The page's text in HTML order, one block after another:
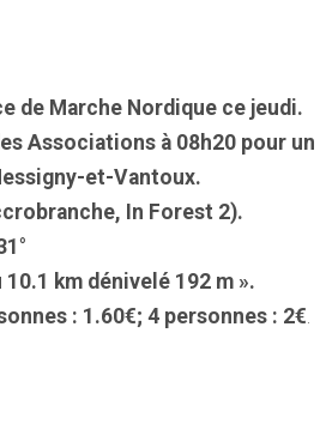
de Marche Nordique ce jeudi.
Associations à 08h20 pour un
et-Vantoux.
In Forest 2).
km dénivelé 192 m ».
: 1.60€; 4 personnes : 2€